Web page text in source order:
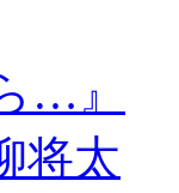
…』
将太